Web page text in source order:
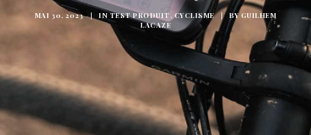
MAI 30, 2023 | INTEST PRODUIT, CYCLISME | BY GUILHEM
LACAZE